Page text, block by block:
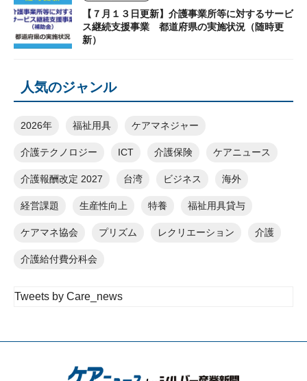
【７月１３日更新】介護事業所等に対するサービ
ス継続支援事業 都道府県の実施状況（随時更
新）
人気のジャンル
2026年 福祉用具 ケアマネジャー
介護テクノロジー ICT 介護保険 ケアニュース
介護報酬改定 2027 台湾 ビジネス 海外
経営課題 生産性向上 特養 福祉用具貸与
ケアマネ協会 プリズム レクリエーション 介護
介護給付費分科会
Tweets by Care_news